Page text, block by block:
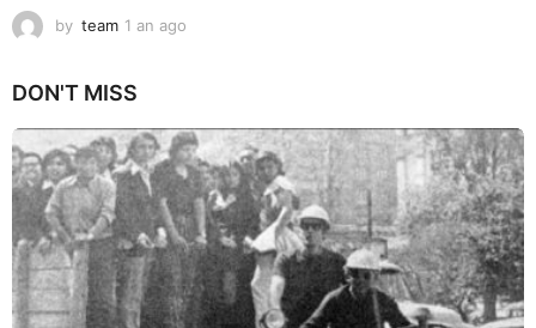
by team 1 an ago
o
DON'T MISS